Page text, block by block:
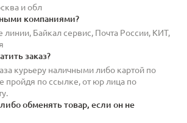
и обл
компаниями?
Байкал сервис, Почта России, КИТ,
заказ?
курьеру наличными либо картой по
пройдя по ссылке, от юр лица по
обменять товар, если он не